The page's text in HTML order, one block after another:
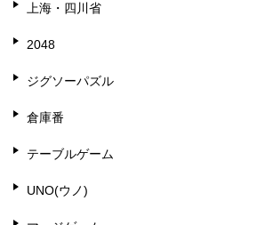
上海・四川省
2048
ジグソーパズル
倉庫番
テーブルゲーム
UNO(ウノ)